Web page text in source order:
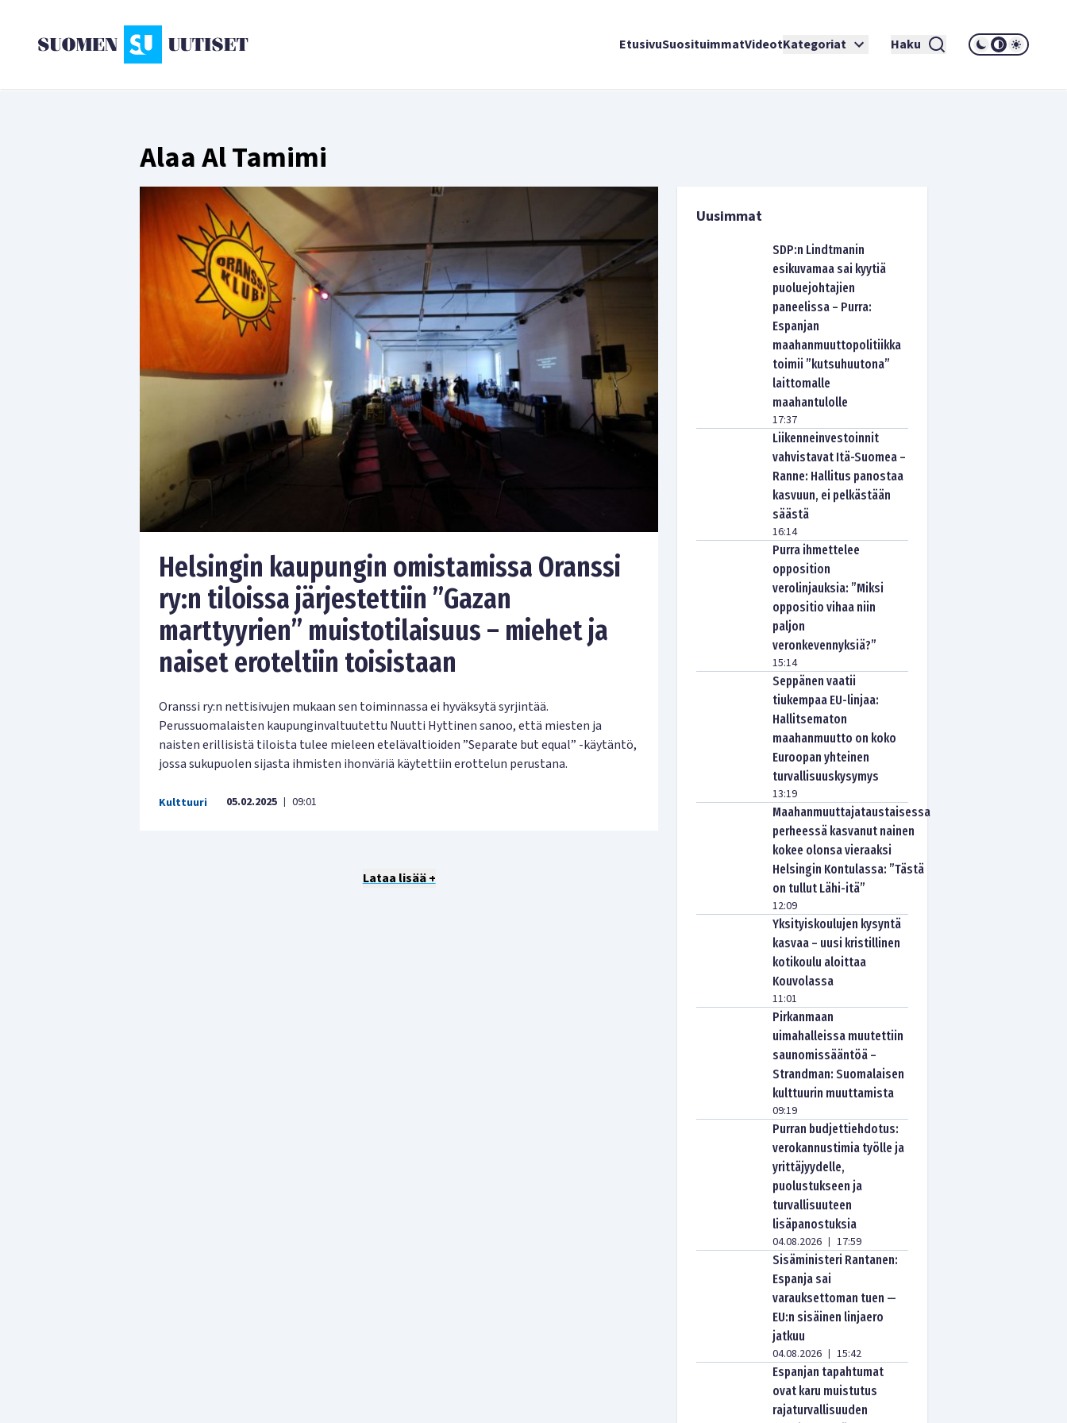
EtusivuSuosituimmatVideotKategoriat Haku
Alaa Al Tamimi
Helsingin kaupungin omistamissa Oranssi
ry:n tiloissa järjestettiin ”Gazan
marttyyrien” muistotilaisuus – miehet ja
naiset eroteltiin toisistaan
Oranssi ry:n nettisivujen mukaan sen toiminnassa ei hyväksytä syrjintää.
Perussuomalaisten kaupunginvaltuutettu Nuutti Hyttinen sanoo, että miesten ja
naisten erillisistä tiloista tulee mieleen etelävaltioiden ”Separate but equal” -käytäntö,
jossa sukupuolen sijasta ihmisten ihonväriä käytettiin erottelun perustana.
Kulttuuri 05.02.2025 | 09:01
Lataa lisää +
Uusimmat
SDP:n Lindtmanin
esikuvamaa sai kyytiä
puoluejohtajien
paneelissa – Purra:
Espanjan
maahanmuuttopolitiikka
toimii ”kutsuhuutona”
laittomalle
maahantulolle
17:37
Liikenneinvestoinnit
vahvistavat Itä-Suomea –
Ranne: Hallitus panostaa
kasvuun, ei pelkästään
säästä
16:14
Purra ihmettelee
opposition
verolinjauksia: ”Miksi
oppositio vihaa niin
paljon
veronkevennyksiä?”
15:14
Seppänen vaatii
tiukempaa EU-linjaa:
Hallitsematon
maahanmuutto on koko
Euroopan yhteinen
turvallisuuskysymys
13:19
Maahanmuuttajataustaisessa
perheessä kasvanut nainen
kokee olonsa vieraaksi
Helsingin Kontulassa: ”Tästä
on tullut Lähi-itä”
12:09
Yksityiskoulujen kysyntä
kasvaa – uusi kristillinen
kotikoulu aloittaa
Kouvolassa
11:01
Pirkanmaan
uimahalleissa muutettiin
saunomissääntöä –
Strandman: Suomalaisen
kulttuurin muuttamista
09:19
Purran budjettiehdotus:
verokannustimia työlle ja
yrittäjyydelle,
puolustukseen ja
turvallisuuteen
lisäpanostuksia
04.08.2026 | 17:59
Sisäministeri Rantanen:
Espanja sai
varauksettoman tuen —
EU:n sisäinen linjaero
jatkuu
04.08.2026 | 15:42
Espanjan tapahtumat
ovat karu muistutus
rajaturvallisuuden